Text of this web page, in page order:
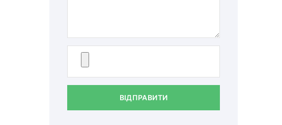
ВІДПРАВИТИ